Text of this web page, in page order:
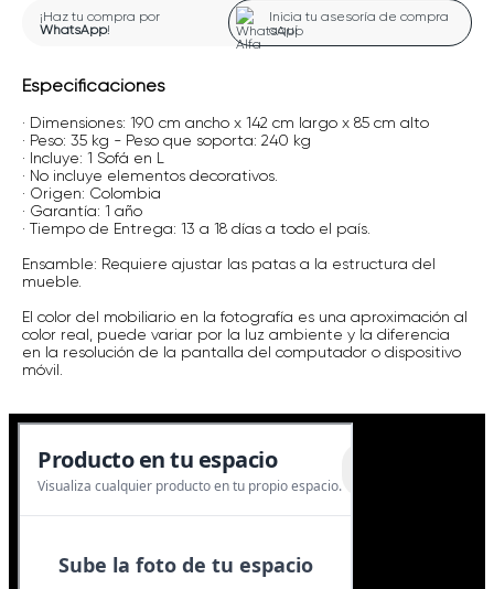
¡Haz tu compra por
WhatsApp!
Inicia tu asesoría de compra
aquí
Especificaciones
· Dimensiones: 190 cm ancho x 142 cm largo x 85 cm alto
· Peso: 35 kg - Peso que soporta: 240 kg
· Incluye: 1 Sofá en L
· No incluye elementos decorativos.
· Origen: Colombia
· Garantía: 1 año
· Tiempo de Entrega: 13 a 18 días a todo el país.
Ensamble: Requiere ajustar las patas a la estructura del
mueble.
El color del mobiliario en la fotografía es una aproximación al
color real, puede variar por la luz ambiente y la diferencia
en la resolución de la pantalla del computador o dispositivo
móvil.